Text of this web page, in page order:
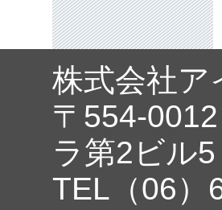
株式会社ア
〒554-
ラ第2ビル5
TEL（06）